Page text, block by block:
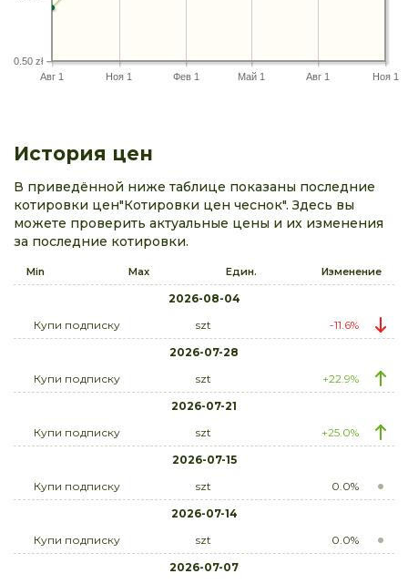
Авг 1 Ноя 1 Фев 1 Май 1 Авг 1 Ноя 1
0.50 zł
История цен
В приведённой ниже таблице показаны последние
котировки цен"Котировки цен чеснок". Здесь вы
можете проверить актуальные цены и их изменения
за последние котировки.
Min Max Един. Изменение
2026-08-04
Купи подписку
szt
-11.6%
2026-07-28
Купи подписку
szt
+22.9%
2026-07-21
Купи подписку
szt
+25.0%
2026-07-15
Купи подписку
szt
0.0%
2026-07-14
Купи подписку
szt
0.0%
2026-07-07